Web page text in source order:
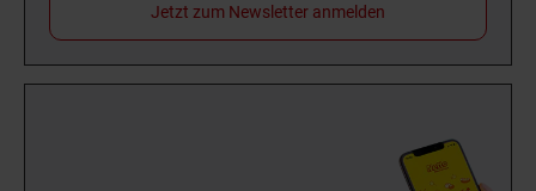
Jetzt zum Newsletter anmelden